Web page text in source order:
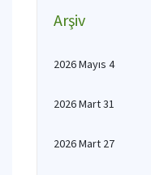
Arşiv
2026 Mayıs 4
2026 Mart 31
2026 Mart 27